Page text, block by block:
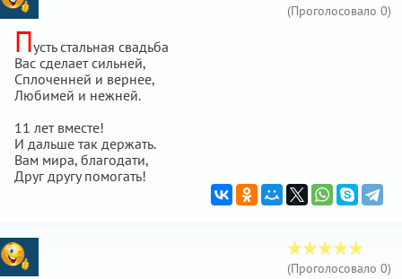
(Проголосовало 0)
Пусть стальная свадьба
Вас сделает сильней,
Сплоченней и вернее,
Любимей и нежней.
11 лет вместе!
И дальше так держать.
Вам мира, благодати,
Друг другу помогать!
(Проголосовало 0)